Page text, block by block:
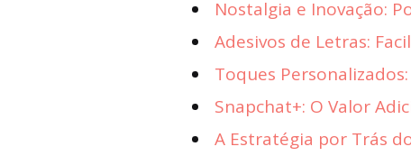
Nostalgia e Inovação:
Adesivos de Letras:
Toques
Snapchat+: O Valor
A Estratégia por Trás